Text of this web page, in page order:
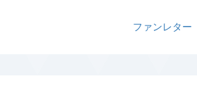
ファンレター